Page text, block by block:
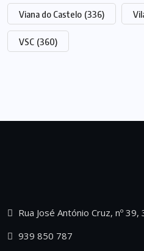
Viana do Castelo (336)
VSC (360)
Rua José António Cruz, nº
939 850 787